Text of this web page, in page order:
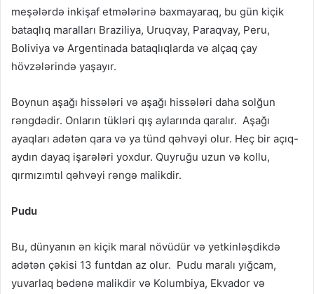
meşələrdə inkişaf etmələrinə baxmayaraq, bu gün kiçik
bataqlıq maralları Braziliya, Uruqvay, Paraqvay, Peru,
Boliviya və Argentinada bataqlıqlarda və alçaq çay
hövzələrində yaşayır.
Boynun aşağı hissələri və aşağı hissələri daha solğun
rəngdədir. Onların tükləri qış aylarında qaralır. Aşağı
ayaqları adətən qara və ya tünd qəhvəyi olur. Heç bir açıq-
aydın dayaq işarələri yoxdur. Quyruğu uzun və kollu,
qırmızımtıl qəhvəyi rəngə malikdir.
Pudu
Bu, dünyanın ən kiçik maral növüdür və yetkinləşdikdə
adətən çəkisi 13 funtdan az olur. Pudu maralı yığcam,
yuvarlaq bədənə malikdir və Kolumbiya, Ekvador və